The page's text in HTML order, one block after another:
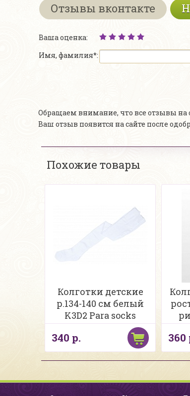
Отзывы вконтакте
Ваша оценка:
Имя, фамилия*:
Обращаем внимание, что все отзывы на
Ваш отзыв появится на сайте после
Похожие товары
Колготки детские
р.134-140 см белый
K3D2 Para socks
340 р. 360